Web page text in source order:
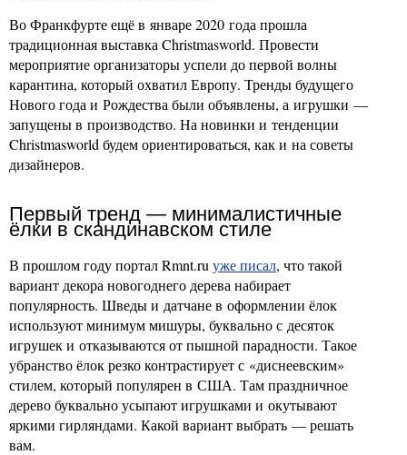
Во Франкфурте ещё в январе 2020 года прошла
традиционная выставка Christmasworld. Провести
мероприятие организаторы успели до первой волны
карантина, который охватил Европу. Тренды будущего
Нового года и Рождества были объявлены, а игрушки —
запущены в производство. На новинки и тенденции
Christmasworld будем ориентироваться, как и на советы
дизайнеров.
Первый тренд — минималистичные
ёлки в скандинавском стиле
В прошлом году портал Rmnt.ru уже писал, что такой
вариант декора новогоднего дерева набирает
популярность. Шведы и датчане в оформлении ёлок
используют минимум мишуры, буквально с десяток
игрушек и отказываются от пышной парадности. Такое
убранство ёлок резко контрастирует с «диснеевским»
стилем, который популярен в США. Там праздничное
дерево буквально усыпают игрушками и окутывают
яркими гирляндами. Какой вариант выбрать — решать
вам.